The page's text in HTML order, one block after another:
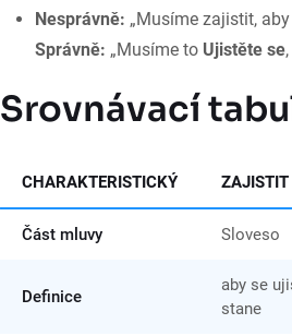
Nesprávně: „Musíme zajistit,
Správně: „Musíme to Ujistěte se
Srovnávací
CHARAKTERISTICKÝ ZAJISTIT
Část mluvy Sloveso
Definice
aby se
stane